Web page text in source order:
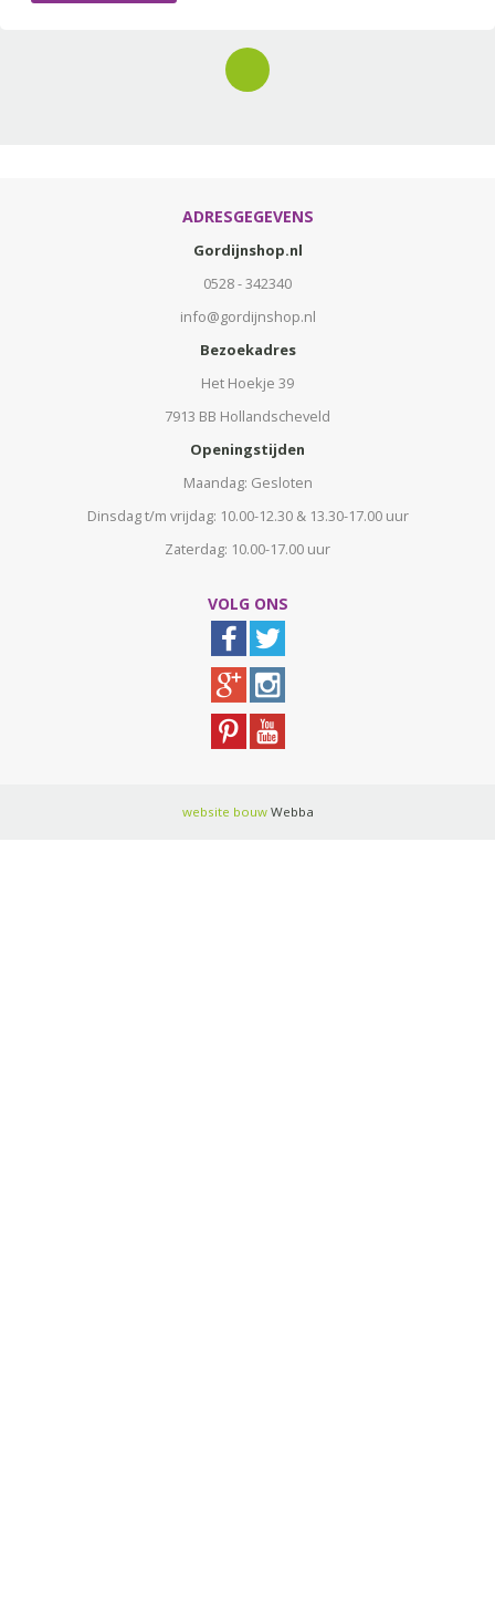
ADRESGEGEVENS
Gordijnshop.nl
0528 - 342340
info@gordijnshop.nl
Bezoekadres
Het Hoekje 39
7913 BB Hollandscheveld
Openingstijden
Maandag: Gesloten
Dinsdag t/m vrijdag: 10.00-12.30 & 13.30-17.00 uur
Zaterdag: 10.00-17.00 uur
VOLG ONS
website bouwWebba